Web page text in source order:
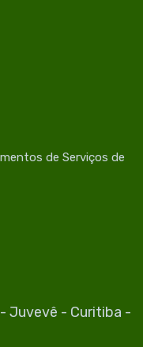
de Serviços de
Juvevê - Curitiba -